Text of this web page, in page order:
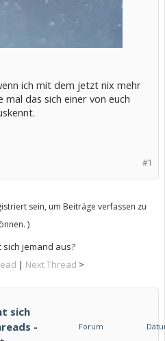
ich mit dem jetzt nix mehr
mal das sich einer von euch
#1
sein, um Beiträge verfassen zu
)
jemand aus?
| Next Thread >
sich
-
Forum